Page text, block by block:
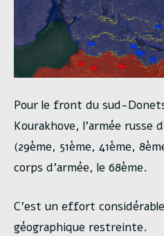
Pour le front du sud-
Kourakhove, l’armée russe
(29ème, 51ème, 41ème,
corps d’armée, le 68ème.
C’est un effort
géographique restreinte.